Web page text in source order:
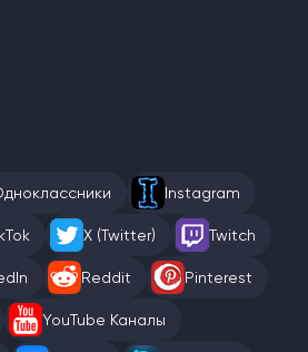
Instagram
X (Twitter) Twitch
Reddit Pinterest
YouTube Каналы